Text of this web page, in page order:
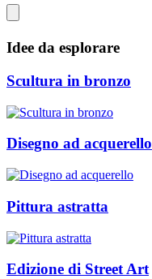
Idee da esplorare
Scultura in bronzo
Disegno ad acquerello
Pittura astratta
Edizione di Street Art